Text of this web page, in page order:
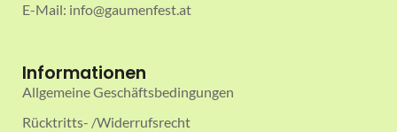
E-Mail: info@gaumenfest.at
Informationen
Allgemeine Geschäftsbedingungen
Rücktritts- /Widerrufsrecht